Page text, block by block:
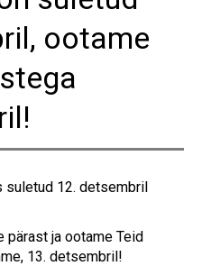
ootame
suletud 12. detsembril
pärast ja ootame Teid
13. detsembril!